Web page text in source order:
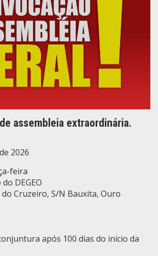
assembleia extraordinária.
2026
feira
DEGEO
Cruzeiro, S/N Bauxita, Ouro
após 100 dias do início da